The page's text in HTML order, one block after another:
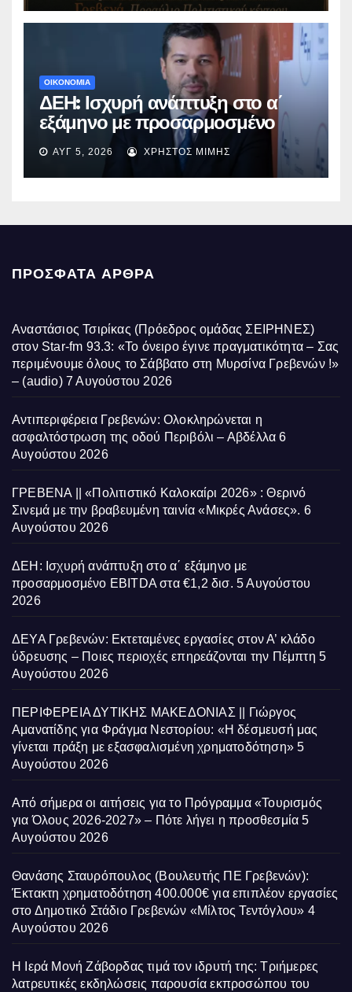
ΟΙΚΟΝΟΜΙΑ
ΔΕΗ: Ισχυρή ανάπτυξη στο α΄
εξάμηνο με προσαρμοσμένο
EBITDA στα €1,2 δισ.
ΑΥΓ 5, 2026 ΧΡΉΣΤΟΣ ΜΊΜΗΣ
ΠΡΌΣΦΑΤΑ ΆΡΘΡΑ
Αναστάσιος Τσιρίκας (Πρόεδρος ομάδας ΣΕΙΡΗΝΕΣ)
στον Star-fm 93.3: «Το όνειρο έγινε πραγματικότητα – Σας
περιμένουμε όλους το Σάββατο στη Μυρσίνα Γρεβενών !»
– (audio) 7 Αυγούστου 2026
Αντιπεριφέρεια Γρεβενών: Ολοκληρώνεται η
ασφαλτόστρωση της οδού Περιβόλι – Αβδέλλα 6
Αυγούστου 2026
ΓΡΕΒΕΝΑ || «Πολιτιστικό Καλοκαίρι 2026» : Θερινό
Σινεμά με την βραβευμένη ταινία «Μικρές Ανάσες». 6
Αυγούστου 2026
ΔΕΗ: Ισχυρή ανάπτυξη στο α΄ εξάμηνο με
προσαρμοσμένο EBITDA στα €1,2 δισ. 5 Αυγούστου
2026
ΔΕΥΑ Γρεβενών: Εκτεταμένες εργασίες στον Α’ κλάδο
ύδρευσης – Ποιες περιοχές επηρεάζονται την Πέμπτη 5
Αυγούστου 2026
ΠΕΡΙΦΕΡΕΙΑ ΔΥΤΙΚΗΣ ΜΑΚΕΔΟΝΙΑΣ || Γιώργος
Αμανατίδης για Φράγμα Νεστορίου: «Η δέσμευσή μας
γίνεται πράξη με εξασφαλισμένη χρηματοδότηση» 5
Αυγούστου 2026
Από σήμερα οι αιτήσεις για το Πρόγραμμα «Τουρισμός
για Όλους 2026-2027» – Πότε λήγει η προσθεσμία 5
Αυγούστου 2026
Θανάσης Σταυρόπουλος (Βουλευτής ΠΕ Γρεβενών):
Έκτακτη χρηματοδότηση 400.000€ για επιπλέον εργασίες
στο Δημοτικό Στάδιο Γρεβενών «Μίλτος Τεντόγλου» 4
Αυγούστου 2026
Η Ιερά Μονή Ζάβορδας τιμά τον ιδρυτή της: Τριήμερες
λατρευτικές εκδηλώσεις παρουσία εκπροσώπου του